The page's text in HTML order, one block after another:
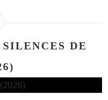
DE